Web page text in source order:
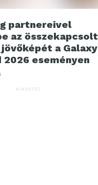
partnereivel
az összekapcsolt
a Galaxy
2026 eseményen
HIRDETÉS